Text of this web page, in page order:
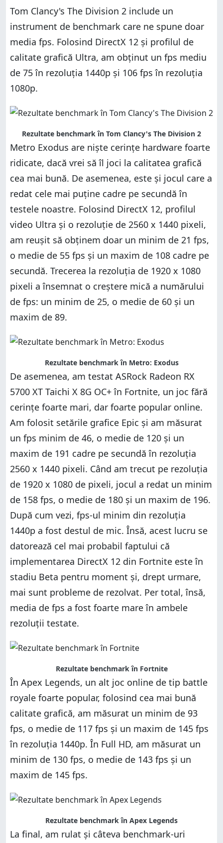
Tom Clancy's The Division 2 include un
instrument de benchmark care ne spune doar
media fps. Folosind DirectX 12 și profilul de
calitate grafică Ultra, am obținut un fps mediu
de 75 în rezoluția 1440p și 106 fps în rezoluția
1080p.
Rezultate benchmark în Tom Clancy's The Division 2
Metro Exodus are niște cerințe hardware foarte
ridicate, dacă vrei să îl joci la calitatea grafică
cea mai bună. De asemenea, este și jocul care a
redat cele mai puține cadre pe secundă în
testele noastre. Folosind DirectX 12, profilul
video Ultra și o rezoluție de 2560 x 1440 pixeli,
am reușit să obținem doar un minim de 21 fps,
o medie de 55 fps și un maxim de 108 cadre pe
secundă. Trecerea la rezoluția de 1920 x 1080
pixeli a însemnat o creștere mică a numărului
de fps: un minim de 25, o medie de 60 și un
maxim de 89.
Rezultate benchmark în Metro: Exodus
De asemenea, am testat ASRock Radeon RX
5700 XT Taichi X 8G OC+ în Fortnite, un joc fără
cerințe foarte mari, dar foarte popular online.
Am folosit setările grafice Epic și am măsurat
un fps minim de 46, o medie de 120 și un
maxim de 191 cadre pe secundă în rezoluția
2560 x 1440 pixeli. Când am trecut pe rezoluția
de 1920 x 1080 de pixeli, jocul a redat un minim
de 158 fps, o medie de 180 și un maxim de 196.
După cum vezi, fps-ul minim din rezoluția
1440p a fost destul de mic. Însă, acest lucru se
datorează cel mai probabil faptului că
implementarea DirectX 12 din Fortnite este în
stadiu Beta pentru moment și, drept urmare,
mai sunt probleme de rezolvat. Per total, însă,
media de fps a fost foarte mare în ambele
rezoluții testate.
Rezultate benchmark în Fortnite
În Apex Legends, un alt joc online de tip battle
royale foarte popular, folosind cea mai bună
calitate grafică, am măsurat un minim de 93
fps, o medie de 117 fps și un maxim de 145 fps
în rezoluția 1440p. În Full HD, am măsurat un
minim de 130 fps, o medie de 143 fps și un
maxim de 145 fps.
Rezultate benchmark în Apex Legends
La final, am rulat și câteva benchmark-uri